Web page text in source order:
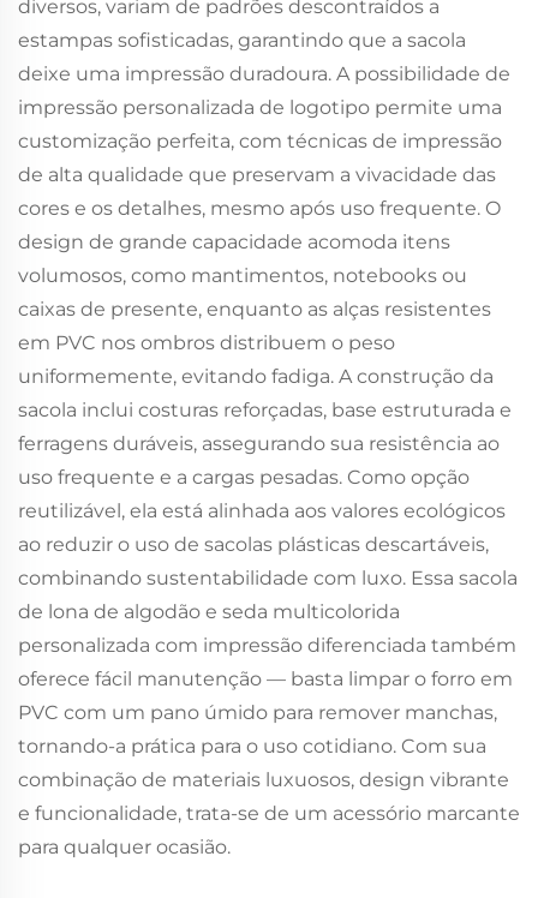
diversos, variam de padrões descontraídos a
estampas sofisticadas, garantindo que a sacola
deixe uma impressão duradoura. A possibilidade de
impressão personalizada de logotipo permite uma
customização perfeita, com técnicas de impressão
de alta qualidade que preservam a vivacidade das
cores e os detalhes, mesmo após uso frequente. O
design de grande capacidade acomoda itens
volumosos, como mantimentos, notebooks ou
caixas de presente, enquanto as alças resistentes
em PVC nos ombros distribuem o peso
uniformemente, evitando fadiga. A construção da
sacola inclui costuras reforçadas, base estruturada e
ferragens duráveis, assegurando sua resistência ao
uso frequente e a cargas pesadas. Como opção
reutilizável, ela está alinhada aos valores ecológicos
ao reduzir o uso de sacolas plásticas descartáveis,
combinando sustentabilidade com luxo. Essa sacola
de lona de algodão e seda multicolorida
personalizada com impressão diferenciada também
oferece fácil manutenção — basta limpar o forro em
PVC com um pano úmido para remover manchas,
tornando-a prática para o uso cotidiano. Com sua
combinação de materiais luxuosos, design vibrante
e funcionalidade, trata-se de um acessório marcante
para qualquer ocasião.